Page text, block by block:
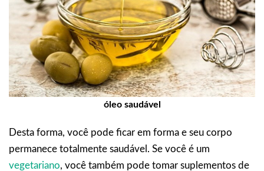
óleo saudável
Desta forma, você pode ficar em forma e seu corpo
permanece totalmente saudável. Se você é um
vegetariano, você também pode tomar suplementos de